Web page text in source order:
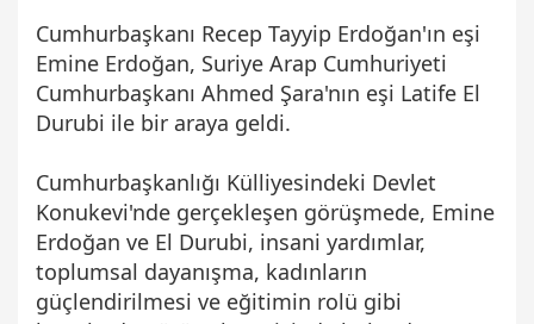
Cumhurbaşkanı Recep Tayyip Erdoğan'ın eşi
Emine Erdoğan, Suriye Arap Cumhuriyeti
Cumhurbaşkanı Ahmed Şara'nın eşi Latife El
Durubi ile bir araya geldi.
Cumhurbaşkanlığı Külliyesindeki Devlet
Konukevi'nde gerçekleşen görüşmede, Emine
Erdoğan ve El Durubi, insani yardımlar,
toplumsal dayanışma, kadınların
güçlendirilmesi ve eğitimin rolü gibi